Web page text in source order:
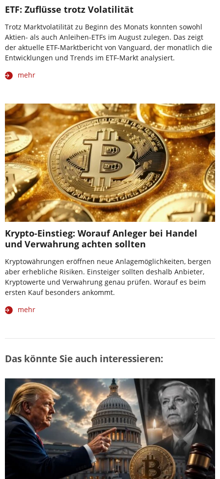
ETF: Zuflüsse trotz Volatilität
Trotz Marktvolatilität zu Beginn des Monats konnten sowohl
Aktien- als auch Anleihen-ETFs im August zulegen. Das zeigt
der aktuelle ETF-Marktbericht von Vanguard, der monatlich die
Entwicklungen und Trends im ETF-Markt analysiert.
mehr
Krypto-Einstieg: Worauf Anleger bei Handel
und Verwahrung achten sollten
Kryptowährungen eröffnen neue Anlagemöglichkeiten, bergen
aber erhebliche Risiken. Einsteiger sollten deshalb Anbieter,
Kryptowerte und Verwahrung genau prüfen. Worauf es beim
ersten Kauf besonders ankommt.
mehr
Das könnte Sie auch interessieren: